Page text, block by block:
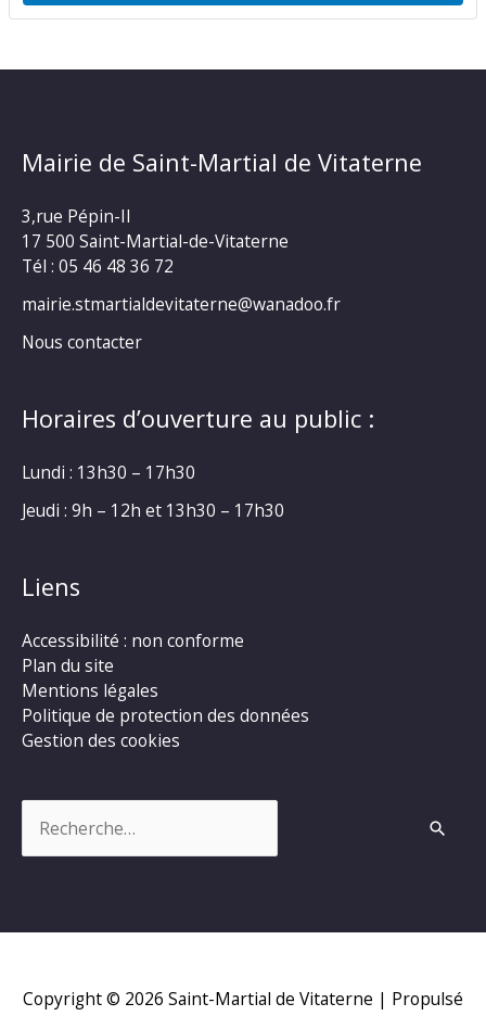
Mairie de Saint-Martial de Vitaterne
3,rue Pépin-II
17 500 Saint-Martial-de-Vitaterne
Tél : 05 46 48 36 72
mairie.stmartialdevitaterne@wanadoo.fr
Nous contacter
Horaires d’ouverture au public :
Lundi : 13h30 – 17h30
Jeudi : 9h – 12h et 13h30 – 17h30
Liens
Accessibilité : non conforme
Plan du site
Mentions légales
Politique de protection des données
Gestion des cookies
Copyright © 2026 Saint-Martial de Vitaterne | Propulsé